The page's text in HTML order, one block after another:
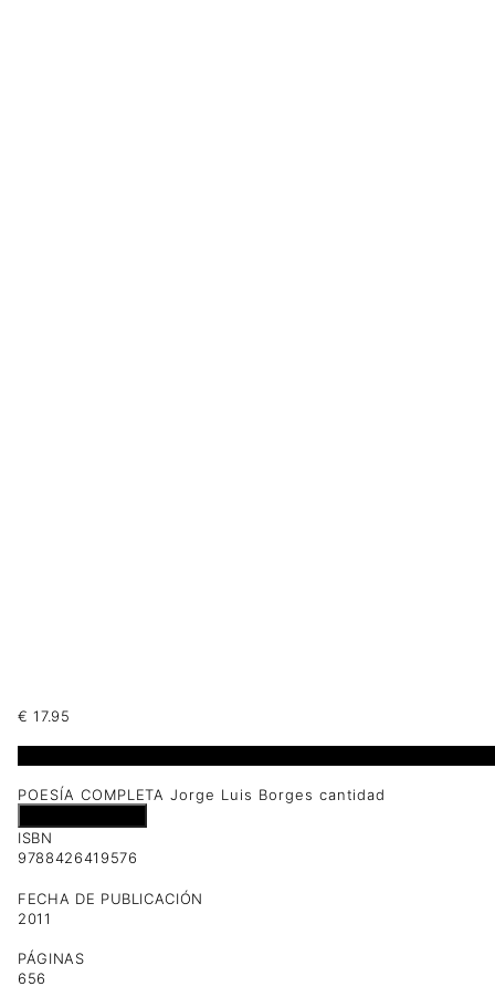
€ 17.95
POESÍA COMPLETA Jorge Luis Borges cantidad
ISBN
9788426419576
FECHA DE PUBLICACIÓN
2011
PÁGINAS
656